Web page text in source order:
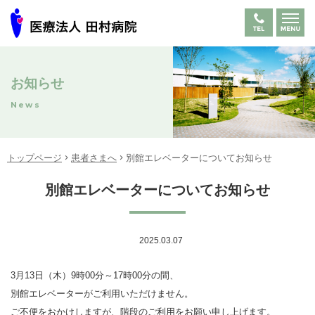
お知らせ
News
トップページ 患者さまへ 別館エレベーターについてお知らせ
別館エレベーターについてお知らせ
2025.03.07
3月13日（木）9時00分～17時00分の間、
別館エレベーターがご利用いただけません。
ご不便をおかけしますが、階段のご利用をお願い申し上げます。